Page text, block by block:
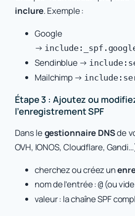
inclure. Exemple :
Google
→
Sendinblue →
Mailchimp →
Étape 3 : Ajoutez ou
l’enregistrement SPF
Dans legestionnaire DNSde
OVH, IONOS, Cloudflare,
cherchez ou créez un
nom de l’entrée :@ (ou
valeur : la chaîne SPF